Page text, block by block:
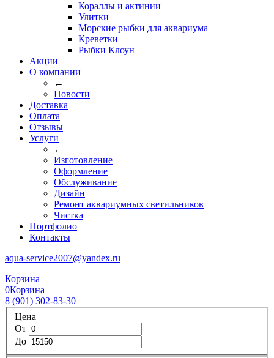
Кораллы и актинии
Улитки
Морские рыбки для аквариума
Креветки
Рыбки Клоун
Акции
О компании
←
Новости
Доставка
Оплата
Отзывы
Услуги
←
Изготовление
Оформление
Обслуживание
Дизайн
Ремонт аквариумных светильников
Чистка
Портфолио
Контакты
aqua-service2007@yandex.ru
Корзина
0Корзина
8 (901) 302-83-30
Цена
От
До